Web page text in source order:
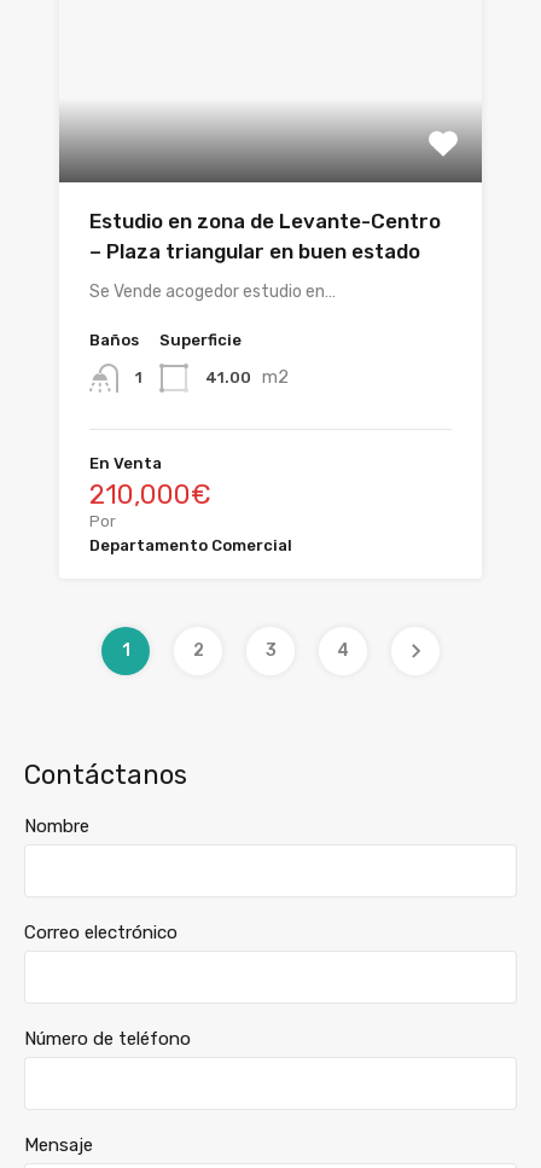
Estudio en zona de Levante-Centro
– Plaza triangular en buen estado
Se Vende acogedor estudio en…
Baños
1
Superficie
41.00 m2
En Venta
210,000€
Por
Departamento Comercial
1 2 3 4
Contáctanos
Nombre
Correo electrónico
Número de teléfono
Mensaje